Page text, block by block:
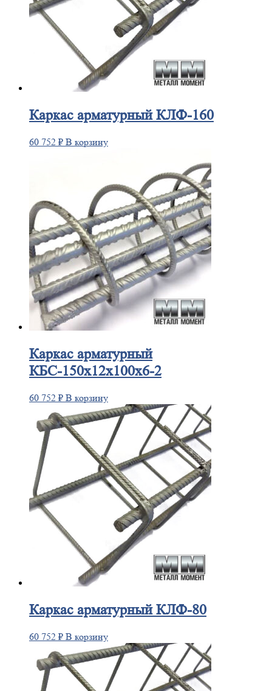
Каркас арматурный КЛФ-160
60 752 ₽ В корзину
Каркас арматурный
КБС-150х12х100х6-2
60 752 ₽ В корзину
Каркас арматурный КЛФ-80
60 752 ₽ В корзину